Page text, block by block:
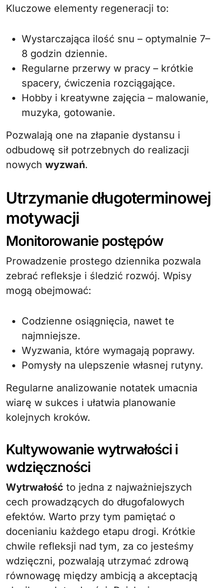
Kluczowe elementy regeneracji to:
Wystarczająca ilość snu – optymalnie 7–
8 godzin dziennie.
Regularne przerwy w pracy – krótkie
spacery, ćwiczenia rozciągające.
Hobby i kreatywne zajęcia – malowanie,
muzyka, gotowanie.
Pozwalają one na złapanie dystansu i
odbudowę sił potrzebnych do realizacji
nowych wyzwań.
Utrzymanie długoterminowej
motywacji
Monitorowanie postępów
Prowadzenie prostego dziennika pozwala
zebrać refleksje i śledzić rozwój. Wpisy
mogą obejmować:
Codzienne osiągnięcia, nawet te
najmniejsze.
Wyzwania, które wymagają poprawy.
Pomysły na ulepszenie własnej rutyny.
Regularne analizowanie notatek umacnia
wiarę w sukces i ułatwia planowanie
kolejnych kroków.
Kultywowanie wytrwałości i
wdzięczności
Wytrwałość to jedna z najważniejszych
cech prowadzących do długofalowych
efektów. Warto przy tym pamiętać o
docenianiu każdego etapu drogi. Krótkie
chwile refleksji nad tym, za co jesteśmy
wdzięczni, pozwalają utrzymać zdrową
równowagę między ambicją a akceptacją